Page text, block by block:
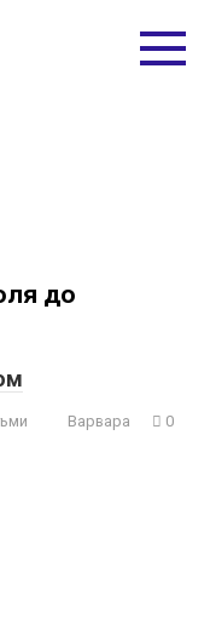
до
Варвара 0